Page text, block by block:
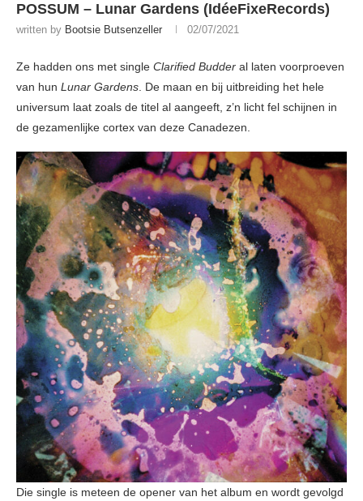
POSSUM – Lunar Gardens (IdéeFixeRecords)
written by Bootsie Butsenzeller 02/07/2021
Ze hadden ons met single Clarified Budder al laten voorproeven
van hun Lunar Gardens. De maan en bij uitbreiding het hele
universum laat zoals de titel al aangeeft, z’n licht fel schijnen in
de gezamenlijke cortex van deze Canadezen.
Die single is meteen de opener van het album en wordt gevolgd